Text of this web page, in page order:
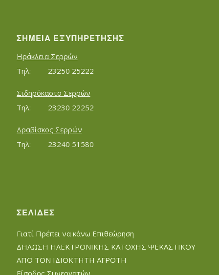
ΣΗΜΕΊΑ ΕΞΥΠΗΡΈΤΗΣΗΣ
Ηράκλεια Σερρών
Τηλ:		23250 25222
Σιδηρόκαστο Σερρών
Τηλ:		23230 22252
Δραβίσκος Σερρών
Τηλ:		23240 51580
ΣΕΛΊΔΕΣ
Γιατί Πρέπει να κάνω Επιθεώρηση
ΔΗΛΩΣΗ ΗΛΕΚΤΡΟΝΙΚΗΣ ΚΑΤΟΧΗΣ ΨΕΚΑΣΤΙΚΟΥ
ΑΠΟ ΤΟΝ ΙΔΙΟΚΤΗΤΗ ΑΓΡΟΤΗ